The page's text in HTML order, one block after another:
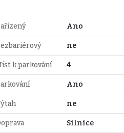
Ano
ne
k parkování 4
Ano
ne
Silnice